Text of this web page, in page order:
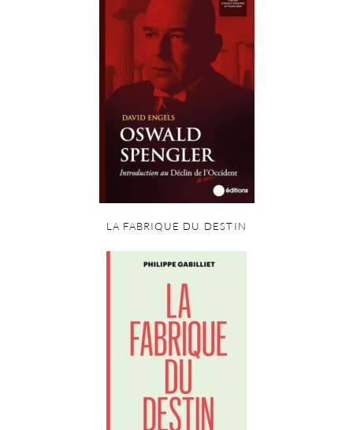
LA FABRIQUE DU DESTIN